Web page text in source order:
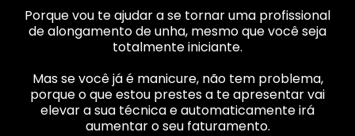
Porque vou te ajudar a se tornar uma profissional
de alongamento de unha, mesmo que você seja
totalmente iniciante.
Mas se você já é manicure, não tem problema,
porque o que estou prestes a te apresentar vai
elevar a sua técnica e automaticamente irá
aumentar o seu faturamento.